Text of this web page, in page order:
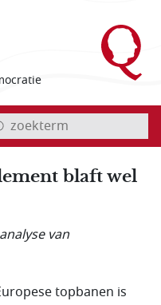
zoekterm
blaft wel
van
topbanen is